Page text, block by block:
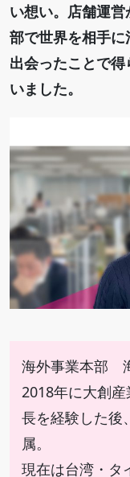
お知らせ
DAISO USA
インターンシップ
オ
サスティナブル ダイ
トレーナー制度 中途
産休・育休 給与 職
い想い。店舗運
部で世界を相手
出会ったことで
いました。
海外事業本部
2018年に大創
長を経験した後
属。
現在は台湾・タ